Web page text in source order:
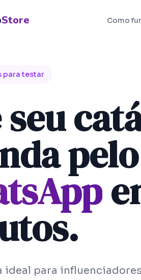
Store Como
para testar
pelo
ideal para